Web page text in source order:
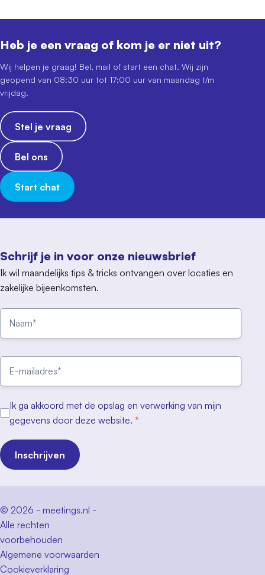
Schrijf je in voor onze nieuwsbrief
Ik wil maandelijks tips & tricks ontvangen over locaties en
zakelijke bijeenkomsten.
Ik ga akkoord met de opslag en verwerking van mijn
gegevens door deze website. *
Inschrijven
Heb je een vraag of kom je er niet uit?
Wij helpen je graag! Bel, mail of start een chat. Wij zijn
geopend van 08:30 uur tot 17:00 uur van maandag t/m
vrijdag.
Stel je vraag
Bel ons
Start chat
© 2026 - meetings.nl -
Alle rechten
voorbehouden
Algemene voorwaarden
Cookieverklaring